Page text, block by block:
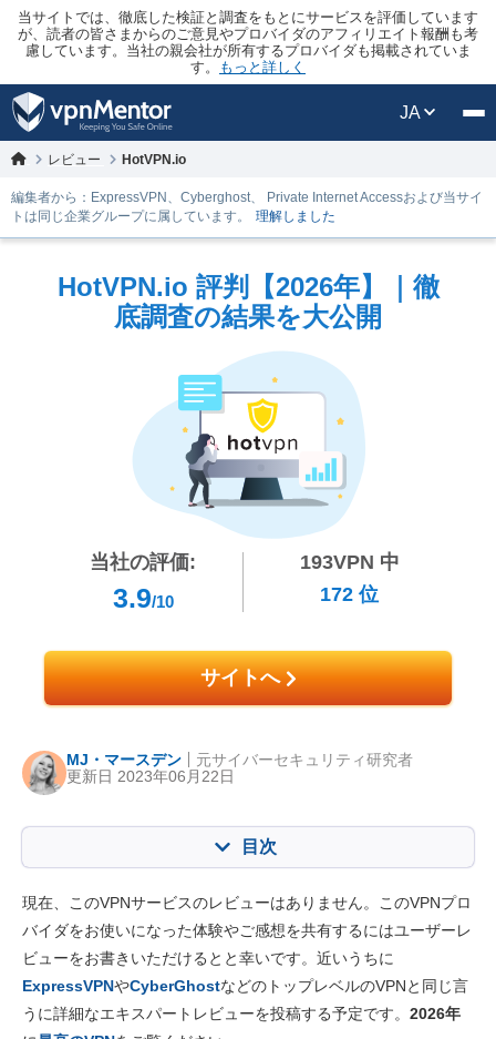
当サイトでは、徹底した検証と調査をもとにサービスを評価しています
が、読者の皆さまからのご意見やプロバイダのアフィリエイト報酬も考
慮しています。当社の親会社が所有するプロバイダも掲載されていま
す。
もっと詳しく
JA
レビュー HotVPN.io
編集者から：ExpressVPN、Cyberghost、 Private Internet Accessおよび当サイ
トは同じ企業グループに属しています。
理解しました
HotVPN.io 評判【2026年】｜徹
底調査の結果を大公開
当社の評価:
3.9/10
193VPN 中
172位
サイトへ
MJ・マースデン
更新日 2023年06月22日
元サイバーセキュリティ研究者
目次
主な特徴 5.5
インストール・アプリ 5.3
価格
現在、このVPNサービスのレビューはありません。このVPNプロ
バイダをお使いになった体験やご感想を共有するにはユーザーレ
ビューをお書きいただけるとと幸いです。近いうちに
ExpressVPNやCyberGhostなどのトップレベルのVPNと同じ言
うに詳細なエキスパートレビューを投稿する予定です。 2026年